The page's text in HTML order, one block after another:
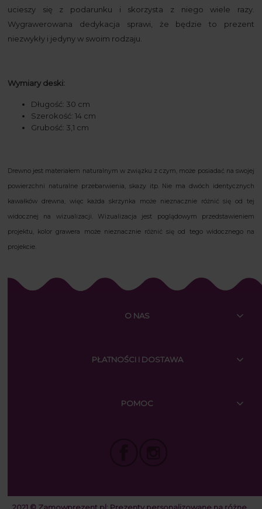
ucieszy się z podarunku i skorzysta z niego wiele razy.
Wygrawerowana dedykacja sprawi, że będzie to prezent
niezwykły i jedyny w swoim rodzaju.
Wymiary deski:
Długość: 30 cm
Szerokość: 14 cm
Grubość: 3,1 cm
Drewno jest materiałem naturalnym w związku z czym, może posiadać na swojej
powierzchni naturalne przebarwienia, skazy itp. Nie ma dwóch identycznych
kawałków drewna, więc każda skrzynka może nieznacznie różnić się od tej
widocznej na wizualizacji. Wizualizacja jest poglądowym przedstawieniem
projektu, kolor grawera może nieznacznie różnić się od tego widocznego na
projekcie.
O NAS
PŁATNOŚCI I DOSTAWA
POMOC